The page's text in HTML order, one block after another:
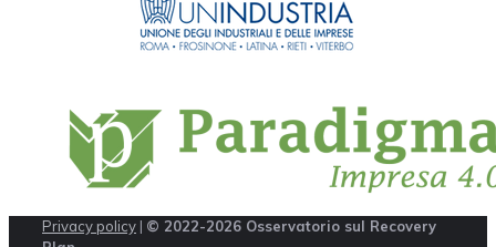
Privacy policy | © 2022-2026 Osservatorio sul Recovery